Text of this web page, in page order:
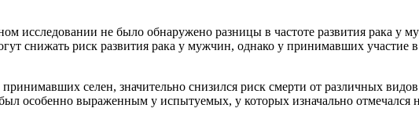
исследовании не было обнаружено разницы в частоте развития рака у
снижать риск развития рака у мужчин, однако у принимавших
селен, значительно снизился риск смерти от различных
особенно выраженным у испытуемых, у которых изначально отмечался